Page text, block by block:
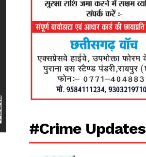
#Crime Updates